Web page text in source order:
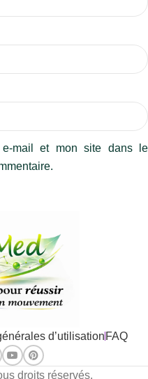
e-mail et mon site dans le
d’utilisation FAQ
droits réservés.